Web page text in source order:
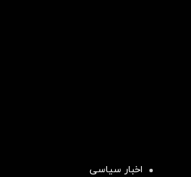
اخبار سیاسی